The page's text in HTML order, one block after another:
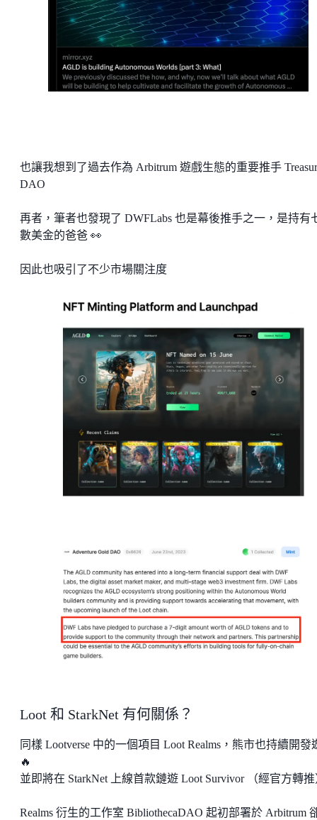
也讓我想到了過去作為 Arbitrum 遊戲生態的重要推手
DAO
再者，筆者也發現了 DWFLabs 也是幕後推手之一，是持有
數美金的爸爸 👀
因此也吸引了不少市場關注度
Loot 和 StarkNet 有何關係？
同樣 Lootverse 中的一個項目 Loot Realms，熊市也持續開發
🔥
並即將在 StarkNet 上線首款鏈遊 Loot Survivor （經官方轉
Realms 衍生的工作室 BibliothecaDAO 起初部署於 Arbitrum